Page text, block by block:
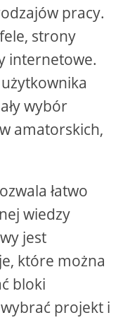
pracy.
strony
internetowe.
wybór
amatorskich,
łatwo
wiedzy
jest
które można
bloki
projekt i